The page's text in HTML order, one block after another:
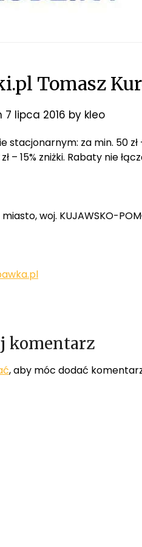
Tomasz
7 lipca 2016 by kleo
za min. 50 zł
– 15% zniżki. Rabaty nie
woj. KUJAWSKO-
komentarz
, aby móc dodać